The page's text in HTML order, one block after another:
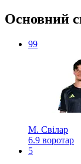
Основний
99
М. Свілар
6.9 воротар
5